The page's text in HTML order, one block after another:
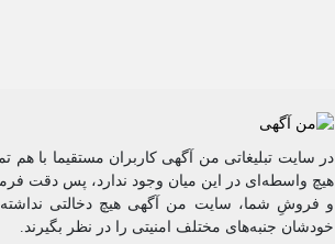
در سایت تبلیغاتی من آگهی کاربران مستقیما با هم
هیچ واسطه‌ای در این میان وجود ندارد، پس دقت
و فروشِ شما، سایت من آگهی هیچ دخالتی نداشته و
خودشان جنبه‌های مختلف امنیتی را در نظر بگیرند.